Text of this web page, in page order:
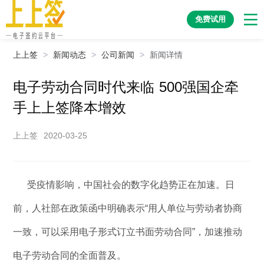
免费试用
上上签 > 新闻动态 > 公司新闻 > 新闻详情
电子劳动合同时代来临 500强国企牵
手上上签降本增效
上上签 2020-03-25
受疫情影响，中国社会的数字化趋势正在加速。日
前，人社部在政策函中明确表示“用人单位与劳动者协商
一致，可以采用电子形式订立书面劳动合同”，加速推动
电子劳动合同的全面普及。